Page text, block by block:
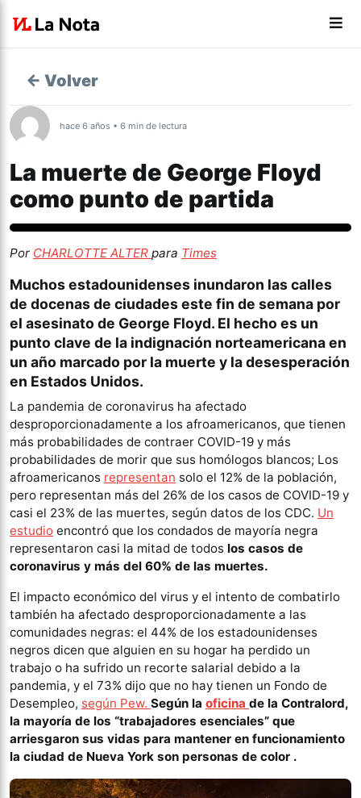
← Volver
hace 6 años • 6 min de lectura
La muerte de George Floyd
como punto de partida
Por CHARLOTTE ALTER para Times
Muchos estadounidenses inundaron las calles
de docenas de ciudades este fin de semana por
el asesinato de George Floyd. El hecho es un
punto clave de la indignación norteamericana en
un año marcado por la muerte y la desesperación
en Estados Unidos.
La pandemia de coronavirus ha afectado
desproporcionadamente a los afroamericanos, que tienen
más probabilidades de contraer COVID-19 y más
probabilidades de morir que sus homólogos blancos; Los
afroamericanos representan solo el 12% de la población,
pero representan más del 26% de los casos de COVID-19 y
casi el 23% de las muertes, según datos de los CDC. Un
estudio encontró que los condados de mayoría negra
representaron casi la mitad de todos los casos de
coronavirus y más del 60% de las muertes.
El impacto económico del virus y el intento de combatirlo
también ha afectado desproporcionadamente a las
comunidades negras: el 44% de los estadounidenses
negros dicen que alguien en su hogar ha perdido un
trabajo o ha sufrido un recorte salarial debido a la
pandemia, y el 73% dijo que no hay tienen un Fondo de
Desempleo, según Pew. Según la oficina de la Contralord,
la mayoría de los “trabajadores esenciales” que
arriesgaron sus vidas para mantener en funcionamiento
la ciudad de Nueva York son personas de color .